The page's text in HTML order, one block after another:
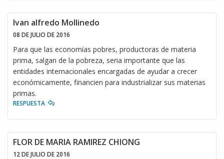
Ivan alfredo Mollinedo
08 DE JULIO DE 2016
Para que las economías pobres, productoras de materia
prima, salgan de la pobreza, seria importante que las
entidades internacionales encargadas de ayudar a crecer
económicamente, financien para industrializar sus materias
primas.
RESPUESTA
FLOR DE MARIA RAMIREZ CHIONG
12 DE JULIO DE 2016